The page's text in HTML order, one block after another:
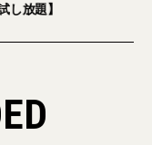
ション＆美容アイ